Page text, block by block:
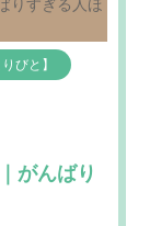
びと】
がんばり